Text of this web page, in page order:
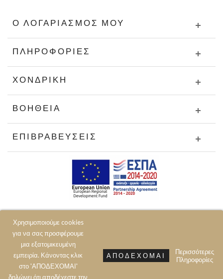
Χρησιμοποιούμε cookies
για να σας προσφέρουμε
μια εξατομικευμένη
εμπειρία. Κάνοντας κλικ
στο 'ΑΠΟΔΕΧΟΜΑΙ'
δηλώνει ότι αποδέχεστε την
ΑΠΟΔΈΧΟΜΑΙ
Περισσότερες
Πληροφορίες
Ο ΛΟΓΑΡΙΑΣΜΌΣ ΜΟΥ
ΠΛΗΡΟΦΟΡΊΕΣ
ΧΟΝΔΡΙΚΉ
ΒΟΉΘΕΙΑ
ΕΠΙΒΡΑΒΕΎΣΕΙΣ
© 2020 JOIN CLOTHES SA. ALL RIGHTS RESERVED